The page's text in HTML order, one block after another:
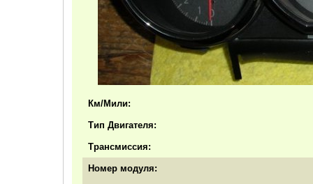
Км/Мили:
Тип Двигателя:
Трансмиссия:
Номер модуля: